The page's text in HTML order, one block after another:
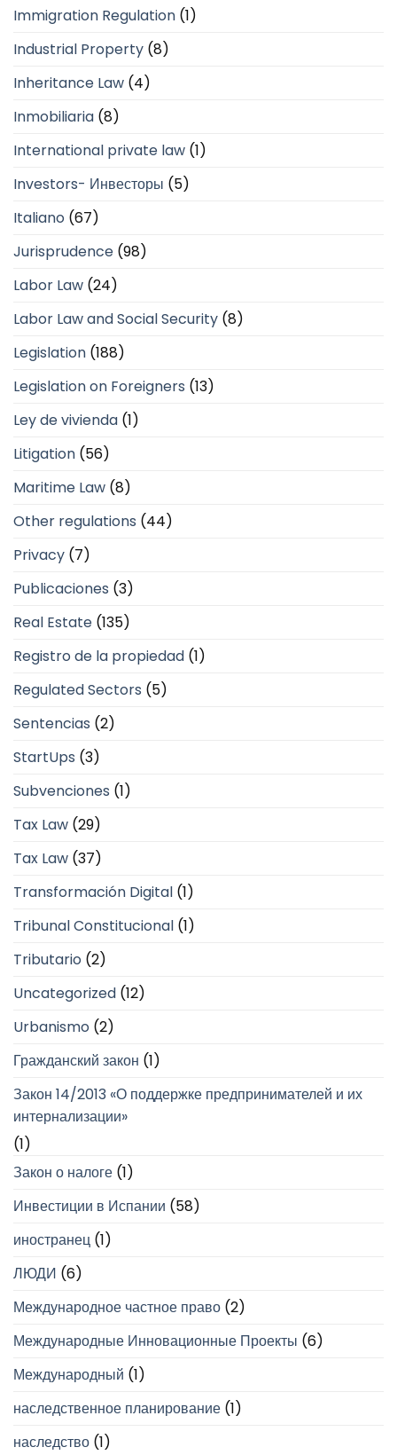
Immigration Regulation (1)
Industrial Property (8)
Inheritance Law (4)
Inmobiliaria (8)
International private law (1)
Investors- Инвесторы (5)
Italiano (67)
Jurisprudence (98)
Labor Law (24)
Labor Law and Social Security (8)
Legislation (188)
Legislation on Foreigners (13)
Ley de vivienda (1)
Litigation (56)
Maritime Law (8)
Other regulations (44)
Privacy (7)
Publicaciones (3)
Real Estate (135)
Registro de la propiedad (1)
Regulated Sectors (5)
Sentencias (2)
StartUps (3)
Subvenciones (1)
Tax Law (29)
Tax Law (37)
Transformación Digital (1)
Tribunal Constitucional (1)
Tributario (2)
Uncategorized (12)
Urbanismo (2)
Гражданский закон (1)
Закон 14/2013 «О поддержке предпринимателей и их
интернализации»
(1)
Закон о налоге (1)
Инвестиции в Испании (58)
иностранец (1)
ЛЮДИ (6)
Международное частное право (2)
Международные Инновационные Проекты (6)
Международный (1)
наследственное планирование (1)
наследство (1)